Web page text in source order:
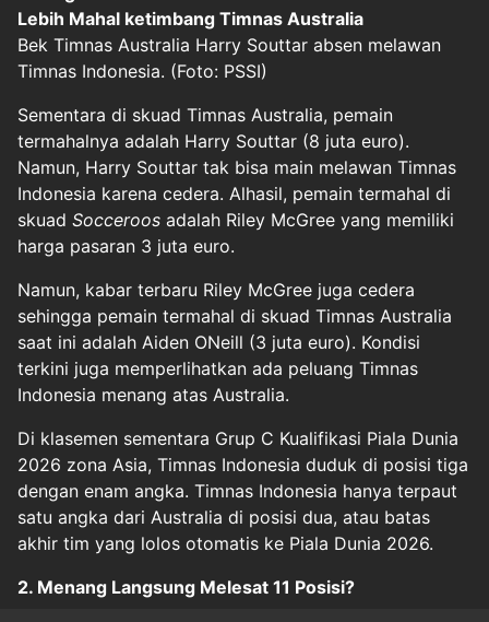
Lebih Mahal ketimbang Timnas Australia
Bek Timnas Australia Harry Souttar absen melawan
Timnas Indonesia. (Foto: PSSI)
Sementara di skuad Timnas Australia, pemain
termahalnya adalah Harry Souttar (8 juta euro).
Namun, Harry Souttar tak bisa main melawan Timnas
Indonesia karena cedera. Alhasil, pemain termahal di
skuad Socceroos adalah Riley McGree yang memiliki
harga pasaran 3 juta euro.
Namun, kabar terbaru Riley McGree juga cedera
sehingga pemain termahal di skuad Timnas Australia
saat ini adalah Aiden ONeill (3 juta euro). Kondisi
terkini juga memperlihatkan ada peluang Timnas
Indonesia menang atas Australia.
Di klasemen sementara Grup C Kualifikasi Piala Dunia
2026 zona Asia, Timnas Indonesia duduk di posisi tiga
dengan enam angka. Timnas Indonesia hanya terpaut
satu angka dari Australia di posisi dua, atau batas
akhir tim yang lolos otomatis ke Piala Dunia 2026.
2. Menang Langsung Melesat 11 Posisi?